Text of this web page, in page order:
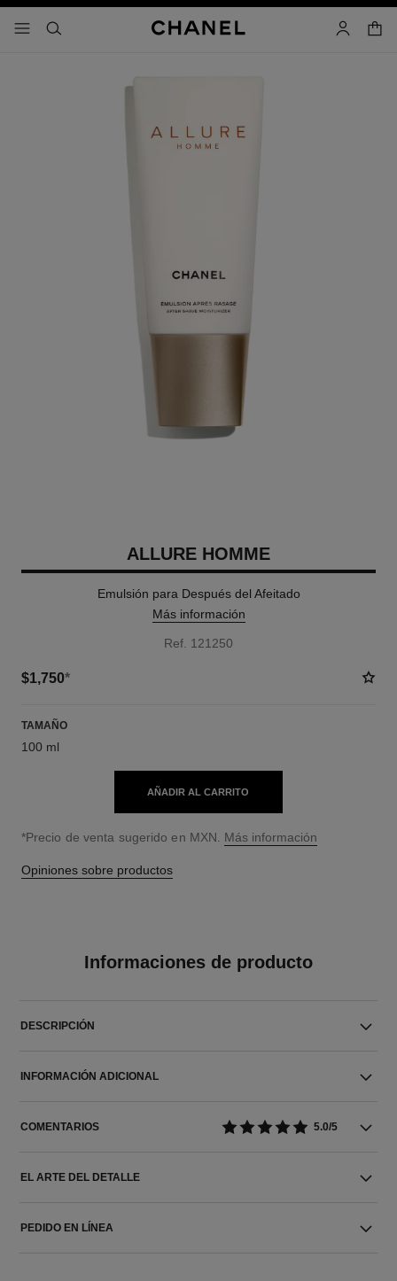
- navegación principal
buscar cuenta
carrito
ALLURE HOMME
Emulsión para Después del Afeitado
Más información
Ref. 121250
$1,750*
TAMAÑO
100 ml
AÑADIR AL CARRITO
↩
*Precio de venta sugerido en MXN. Más información
Opiniones sobre productos
Informaciones de producto
DESCRIPCIÓN
INFORMACIÓN ADICIONAL
COMENTARIOS 5.0/5
EL ARTE DEL DETALLE
PEDIDO EN LÍNEA